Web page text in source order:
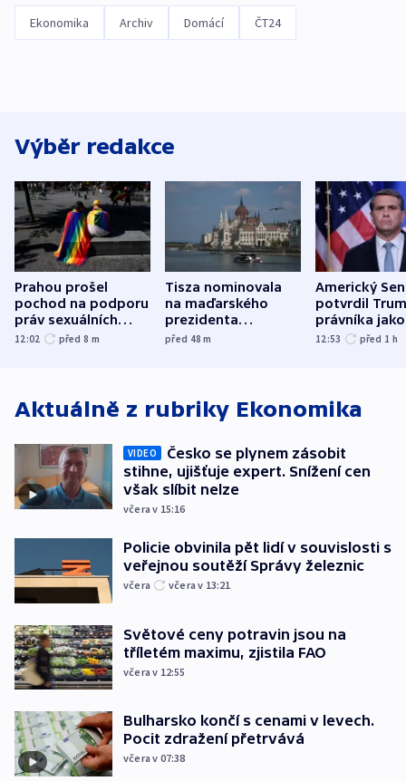
Ekonomika Archiv Domácí ČT24
Výběr redakce
Prahou prošel
pochod na podporu
práv sexuálních
menšin
12:02 před 8 m
Tisza nominovala
na maďarského
prezidenta
bývalého šéfa
před 48m
Americký
potvrdil
právníka jako
ministra
12:53 před 1 h
Aktuálně z rubriky Ekonomika
VIDEO
Česko se plynem zásobit
stihne, ujišťuje expert. Snížení cen
však slíbit nelze
včera v 15:16
Policie obvinila pět lidí v souvislosti s
veřejnou soutěží Správy železnic
včera včera v 13:21
Světové ceny potravin jsou na
tříletém maximu, zjistila FAO
včera v 12:55
Bulharsko končí s cenami v levech.
Pocit zdražení přetrvává
včera v 07:38